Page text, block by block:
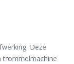
Deze
trommelmachine